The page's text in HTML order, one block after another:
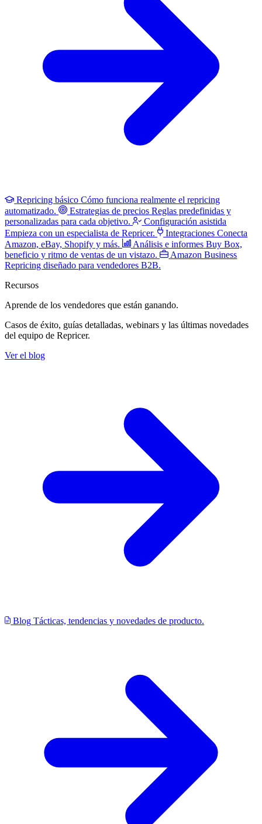
Repricing básico Cómo funciona realmente el repricing
automatizado.
Estrategias de precios Reglas predefinidas y
personalizadas para cada objetivo.
Configuración asistida
Empieza con un especialista de Repricer.
Integraciones Conecta
Amazon, eBay, Shopify y más.
Análisis e informes Buy Box,
beneficio y ritmo de ventas de un vistazo.
Amazon Business
Repricing diseñado para vendedores B2B.
Recursos
Aprende de los vendedores que están ganando.
Casos de éxito, guías detalladas, webinars y las últimas novedades
del equipo de Repricer.
Ver el blog
Blog Tácticas, tendencias y novedades de producto.